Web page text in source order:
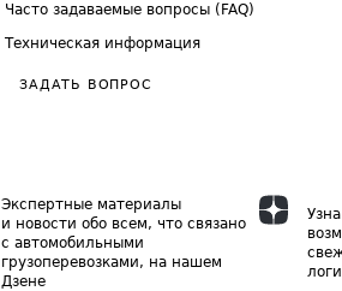
Часто задаваемые вопросы (FAQ)
Техническая информация
ЗАДАТЬ ВОПРОС
Экспертные материалы
и новости обо всем, что связано
с автомобильными
грузоперевозками, на нашем
Дзене